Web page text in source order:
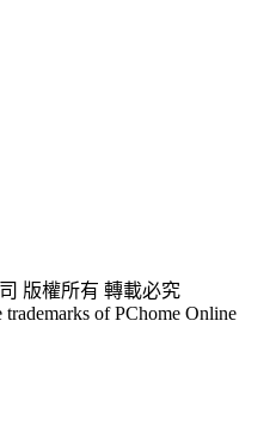
版權所有 轉載必究
of PChome Online